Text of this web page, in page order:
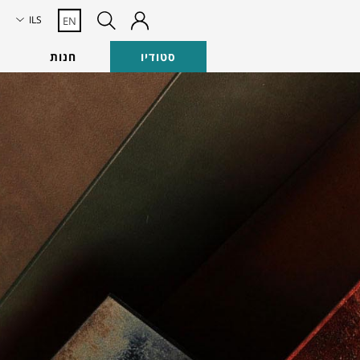
EN
ILS
סטודיו חנות